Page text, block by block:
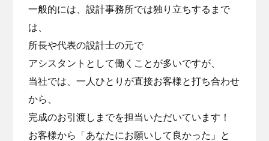
⼀般的には、設計事務所では独り⽴ちするまで
は、
所⻑や代表の設計⼠の元で
アシスタントとして働くことが多いですが、
当社では、⼀⼈ひとりが直接お客様と打ち合わせ
から、
完成のお引渡しまでを担当いただいています！
お客様から「あなたにお願いして良かった」と